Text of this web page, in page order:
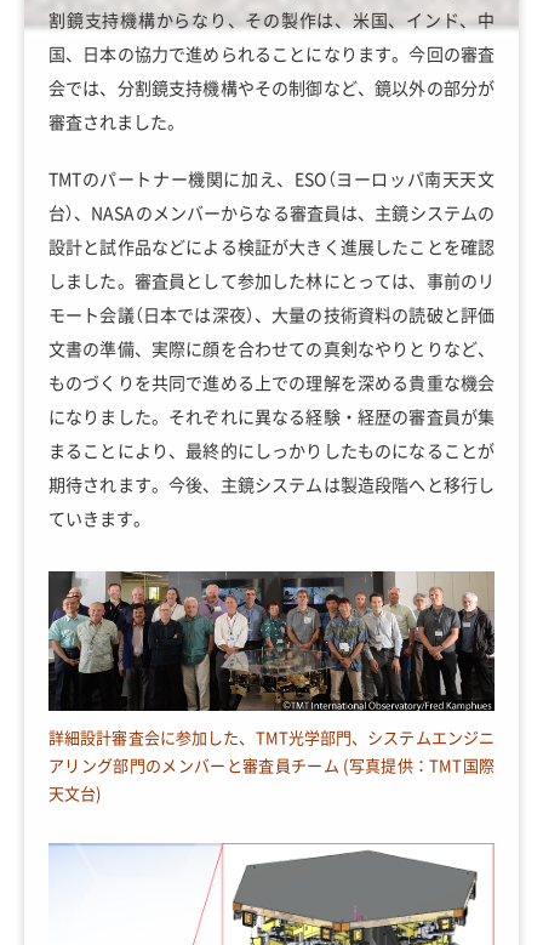
割鏡支持機構からなり、その製作は、米国、インド、中
国、日本の協力で進められることになります。今回の審査
会では、分割鏡支持機構やその制御など、鏡以外の部分が
審査されました。
TMTのパートナー機関に加え、ESO（ヨーロッパ南天天文
台）、NASAのメンバーからなる審査員は、主鏡システムの
設計と試作品などによる検証が大きく進展したことを確認
しました。審査員として参加した林にとっては、事前のリ
モート会議（日本では深夜）、大量の技術資料の読破と評価
文書の準備、実際に顔を合わせての真剣なやりとりなど、
ものづくりを共同で進める上での理解を深める貴重な機会
になりました。それぞれに異なる経験・経歴の審査員が集
まることにより、最終的にしっかりしたものになることが
期待されます。今後、主鏡システムは製造段階へと移行し
ていきます。
詳細設計審査会に参加した、TMT光学部門、システムエンジニ
アリング部門のメンバーと審査員チーム (写真提供：TMT国際
天文台)